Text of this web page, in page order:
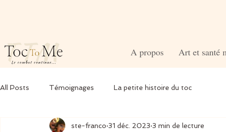
A propos Art et santé
All Posts Témoignages La petite histoire du toc
ste-franco 31 déc. 2023 3 min de lecture